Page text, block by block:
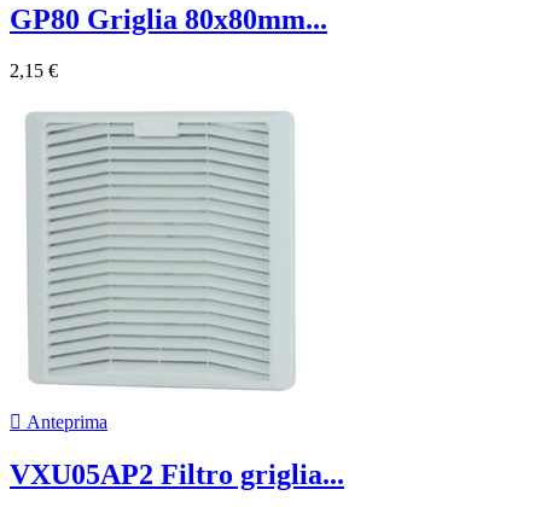
GP80 Griglia 80x80mm...
2,15 €
 Anteprima
VXU05AP2 Filtro griglia...